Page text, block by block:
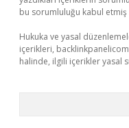
bu sorumluluğu kabul etmiş
Hukuka ve yasal
içerikleri,
halinde, ilgili içerikler yasal